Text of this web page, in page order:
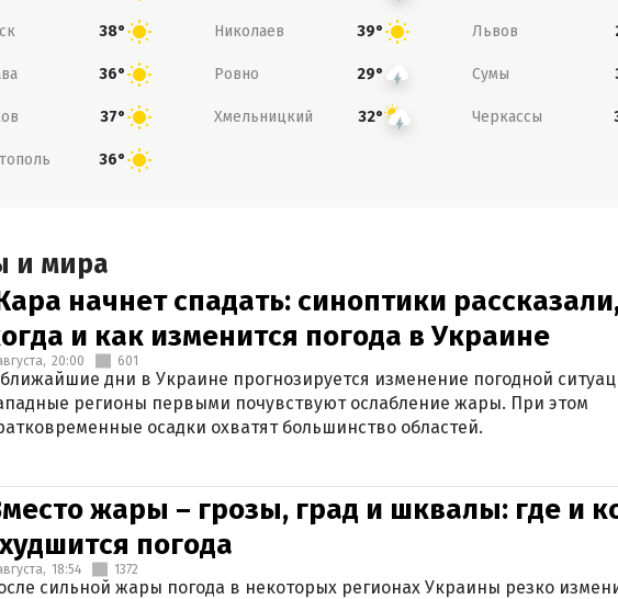
38° Николаев 39° Львов
36° Ровно 29° Сумы
37° Хмельницкий 32° Черкассы
36°
и мира
начнет спадать: синоптики
и как изменится погода в Украине
20:00 601
дни в Украине прогнозируется изменение погодной
регионы первыми почувствуют ослабление жары. При этом
осадки охватят большинство областей.
жары – грозы, град и шквалы: где и
погода
18:54 1372
сильной жары погода в некоторых регионах Украины резко